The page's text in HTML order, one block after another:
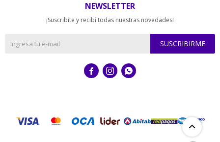
NEWSLETTER
¡Suscribite y recibí todas nuestras novedades!
SUSCRIBIRME
  